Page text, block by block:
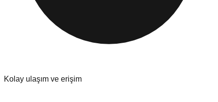
Kolay ulaşım ve erişim